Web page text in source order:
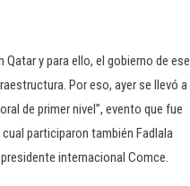
y para ello, el gobierno de ese
Por eso, ayer se llevó a
de primer nivel”, evento que fue
participaron también Fadlala
internacional Comce.